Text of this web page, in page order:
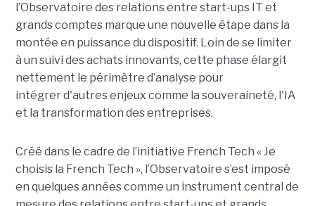
l’Observatoire des relations entre start-ups IT et
grands comptes marque une nouvelle étape dans la
montée en puissance du dispositif. Loin de se limiter
à un suivi des achats innovants, cette phase élargit
nettement le périmètre d’analyse pour
intégrer d'autres enjeux comme la souveraineté, l'IA
et la transformation des entreprises.
Créé dans le cadre de l’initiative French Tech « Je
choisis la French Tech », l’Observatoire s’est imposé
en quelques années comme un instrument central de